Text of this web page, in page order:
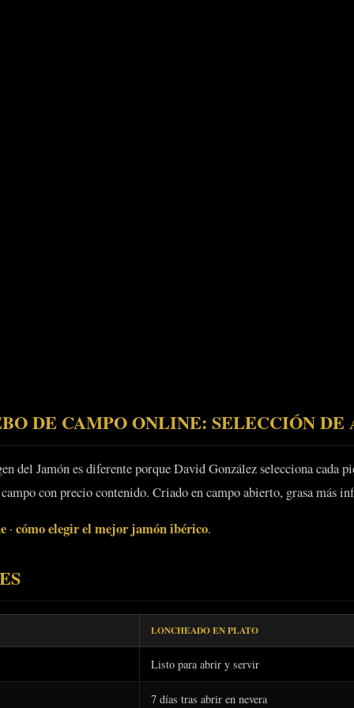
DE CAMPO ONLINE: SELECCIÓN DE
del Jamón es diferente porque David González selecciona cada
con precio contenido. Criado en campo abierto, grasa más
· cómo elegir el mejor jamón ibérico.
LONCHEADO EN PLATO
Listo para abrir y servir
7 días tras abrir en nevera